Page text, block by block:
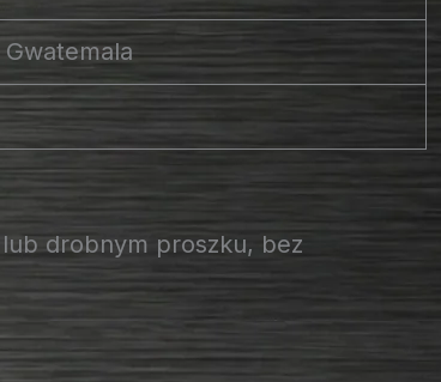
drobnym proszku, bez